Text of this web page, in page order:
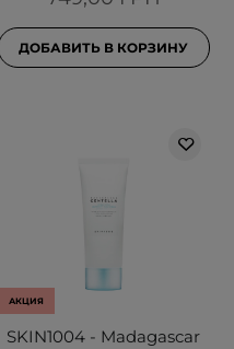
ДОБАВИТЬ В КОРЗИНУ
АКЦИЯ
SKIN1004 - Madagascar